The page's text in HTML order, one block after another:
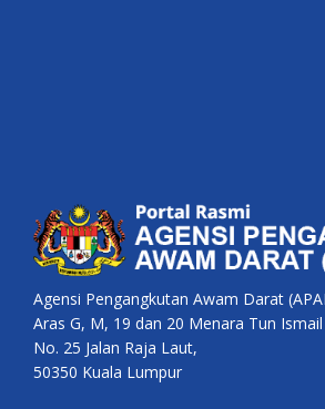
Agensi Pengangkutan Awam Darat
Aras G, M, 19 dan 20 Menara Tun
No. 25 Jalan Raja Laut,
50350 Kuala Lumpur